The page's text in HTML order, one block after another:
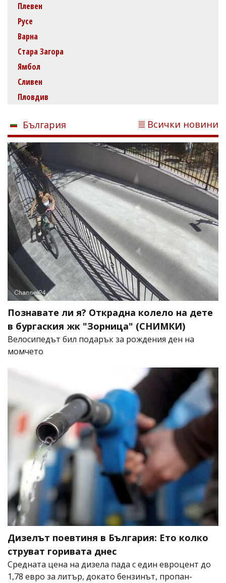
Плевен
Русе
Варна
Стара Загора
Ямбол
Сливен
Пловдив
България Всички новини
Познавате ли я? Открадна колело на дете
в бургаския жк "Зорница" (СНИМКИ)
Велосипедът бил подарък за рождения ден на
момчето
Дизелът поевтиня в България: Ето колко
струват горивата днес
Средната цена на дизела пада с един евроцент до
1,78 евро за литър, докато бензинът, пропан-